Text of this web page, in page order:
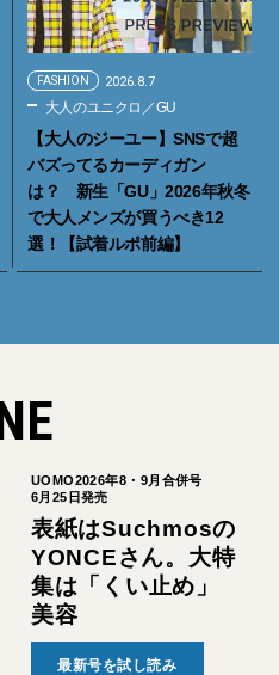
FASHION 2026.8.7
大人のユニクロ／GU
【大人のジーユー】SNSで超
バズってるカーディガン
は？ 新生「GU」2026年秋冬
で大人メンズが買うべき12
選！【試着ルポ前編】
UOMO2026年8・9月合併号
6月25日発売
表紙はSuchmosの
YONCEさん。大特
集は「くい止め」
美容
最新号を試し読み